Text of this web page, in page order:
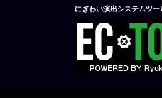
にぎわい演出システムツ